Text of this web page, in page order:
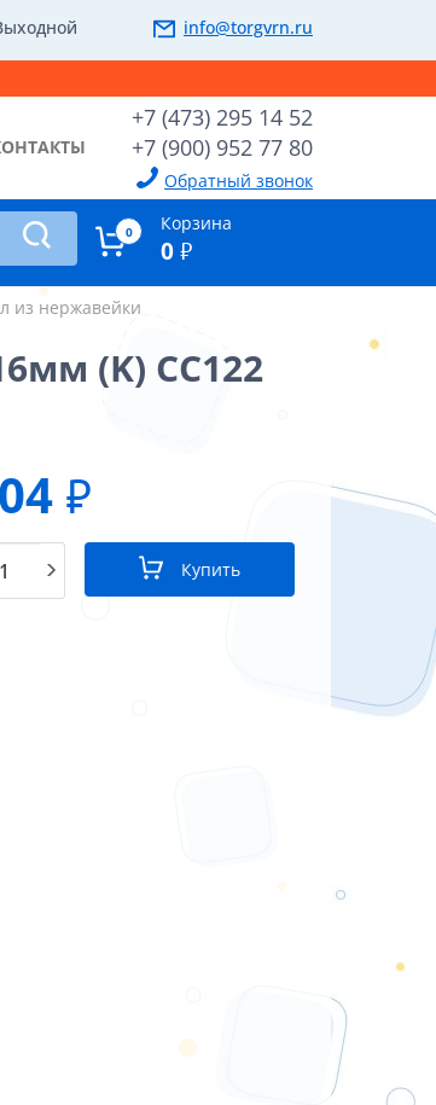
info@torgvrn.ru
+7 (473) 295 14 52
+7 (900) 952 77 80
Обратный звонок
0 Корзина
0 ₽
из нержавейки
(K) CC122
₽
Купить